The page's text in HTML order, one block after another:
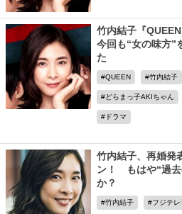
竹内結子『
今回も“女の味方”
た
QUEEN 竹内結子
どらまっ子AKIちゃん
ドラマ
竹内結子、再婚発
ン！ もはや“過去
か？
竹内結子 フジテレ